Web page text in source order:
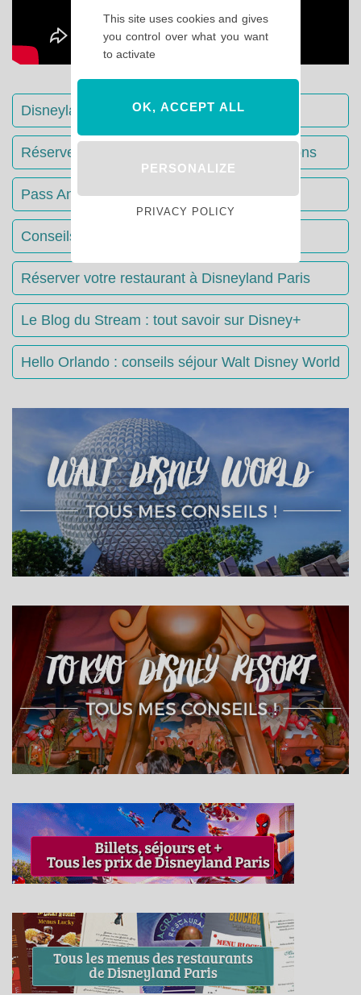
Disneyland Paris : Le guide complet
Réserver votre séjour : toutes les informations
Pass Annuels Disney : informations
Conseils & Astuces Disneyland Paris
Réserver votre restaurant à Disneyland Paris
Le Blog du Stream : tout savoir sur Disney+
Hello Orlando : conseils séjour Walt Disney World
This site uses cookies and gives
you control over what you want
to activate
OK, ACCEPT ALL
PERSONALIZE
PRIVACY POLICY